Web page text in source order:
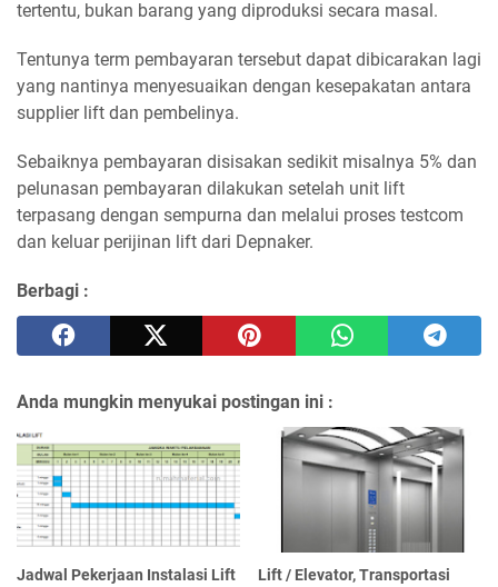
tertentu, bukan barang yang diproduksi secara masal.
Tentunya term pembayaran tersebut dapat dibicarakan lagi
yang nantinya menyesuaikan dengan kesepakatan antara
supplier lift dan pembelinya.
Sebaiknya pembayaran disisakan sedikit misalnya 5% dan
pelunasan pembayaran dilakukan setelah unit lift
terpasang dengan sempurna dan melalui proses testcom
dan keluar perijinan lift dari Depnaker.
Berbagi :
Anda mungkin menyukai postingan ini :
Jadwal Pekerjaan Instalasi Lift
Lift / Elevator, Transportasi